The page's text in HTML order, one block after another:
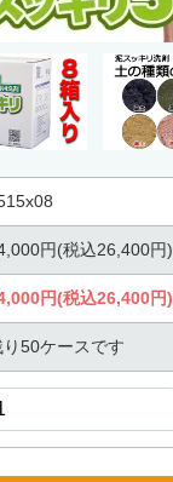
円(税込26,400円)
円(税込26,400円)
り50ケースです